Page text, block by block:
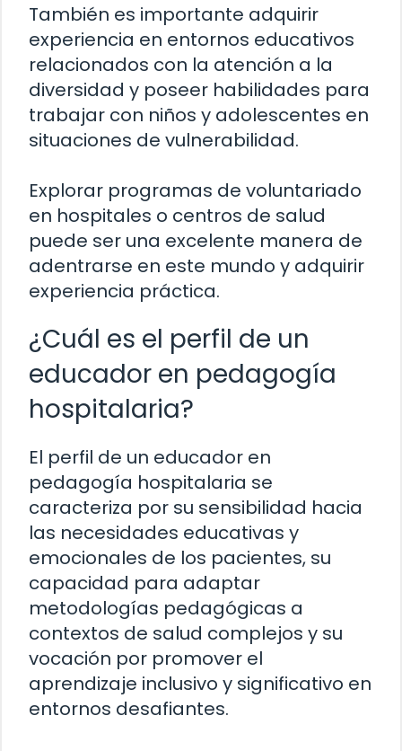
También es importante adquirir
experiencia en entornos educativos
relacionados con la atención a la
diversidad y poseer habilidades para
trabajar con niños y adolescentes en
situaciones de vulnerabilidad.
Explorar programas de voluntariado
en hospitales o centros de salud
puede ser una excelente manera de
adentrarse en este mundo y adquirir
experiencia práctica.
¿Cuál es el perfil de un
educador en pedagogía
hospitalaria?
El perfil de un educador en
pedagogía hospitalaria se
caracteriza por su sensibilidad hacia
las necesidades educativas y
emocionales de los pacientes, su
capacidad para adaptar
metodologías pedagógicas a
contextos de salud complejos y su
vocación por promover el
aprendizaje inclusivo y significativo en
entornos desafiantes.